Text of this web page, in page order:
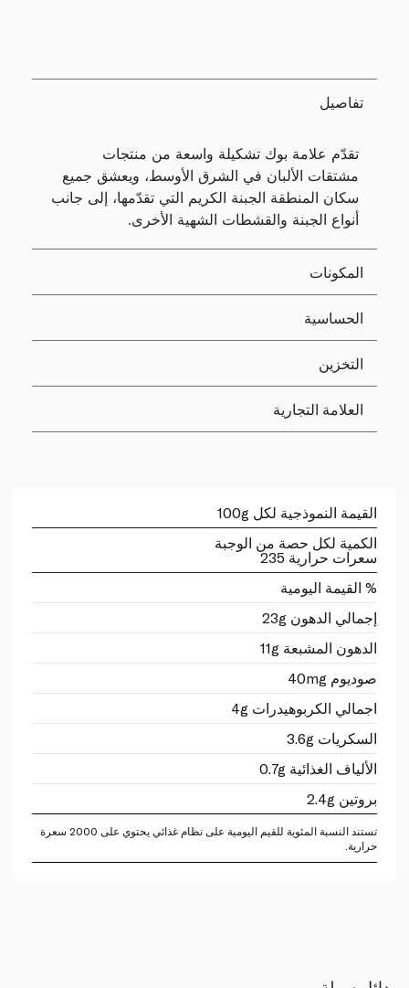
تفاصيل
تقدّم علامة بوك تشكيلة واسعة من منتجات
مشتقات الألبان في الشرق الأوسط، ويعشق جميع
سكان المنطقة الجبنة الكريم التي تقدّمها، إلى جانب
أنواع الجبنة والقشطات الشهية الأخرى.
المكونات
الحساسية
التخزين
العلامة التجارية
القيمة النموذجية لكل 100g
الكمية لكل حصة من الوجبة
سعرات حرارية 235
% القيمة اليومية
إجمالي الدهون 23g
الدهون المشبعة 11g
صوديوم 40mg
اجمالي الكربوهيدرات 4g
السكريات 3.6g
الألياف الغذائية 0.7g
بروتين 2.4g
تستند النسبة المئوية للقيم اليومية على نظام غذائي يحتوي على 2000 سعرة
حرارية.